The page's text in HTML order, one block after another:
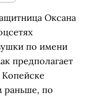
Оксана
по имени
предполагает
раньше, по